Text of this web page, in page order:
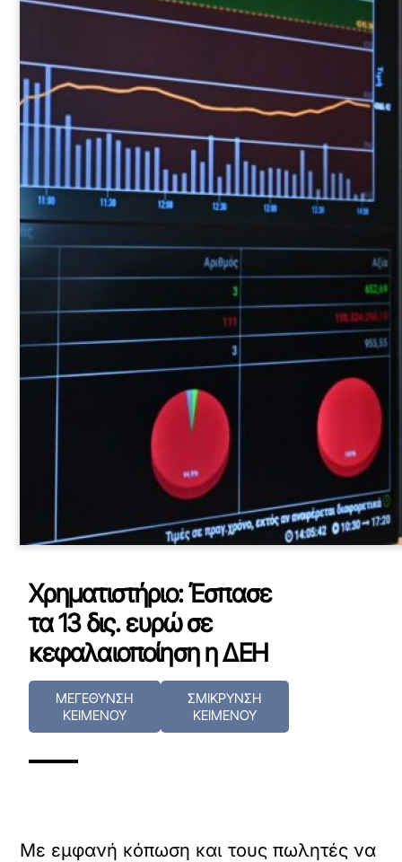
Χρηματιστήριο: Έσπασε
τα 13 δις. ευρώ σε
κεφαλαιοποίηση η ΔΕΗ
ΜΕΓΕΘΥΝΣΗ
ΚΕΙΜΕΝΟΥ
ΣΜΙΚΡΥΝΣΗ
ΚΕΙΜΕΝΟΥ
Με εμφανή κόπωση και τους πωλητές να